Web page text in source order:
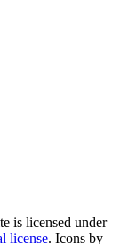
is licensed under
license. Icons by